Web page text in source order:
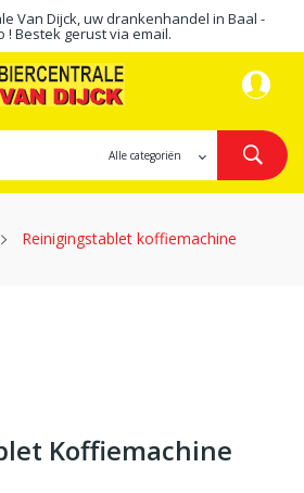
Van Dijck, uw drankenhandel in Baal -
! Bestek gerust via email.
Reinigingstablet koffiemachine
Koffiemachine